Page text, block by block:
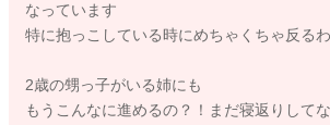
なっています
特に抱っこしている時にめちゃくちゃ反る
2歳の甥っ子がいる姉にも
もうこんなに進めるの？！まだ寝返りして